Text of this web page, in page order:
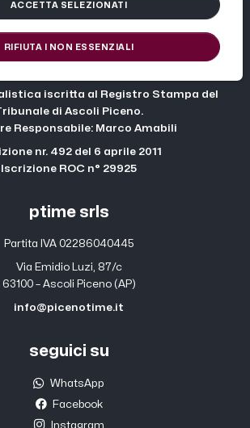
iscritta al Registro Stampa del
di Ascoli Piceno.
Responsabile: Marco Amabili
nr. 492 del 6 aprile 2011
Iscrizione ROC n° 29925
ptime srls
Partita IVA 02286040445
Via Emidio Luzi, 87/c
63100 – Ascoli Piceno (AP)
info@picenotime.it
seguici su
WhatsApp
Facebook
Instagram
ACCETTA SELEZIONATI
RIFIUTA I NON ESSENZIALI